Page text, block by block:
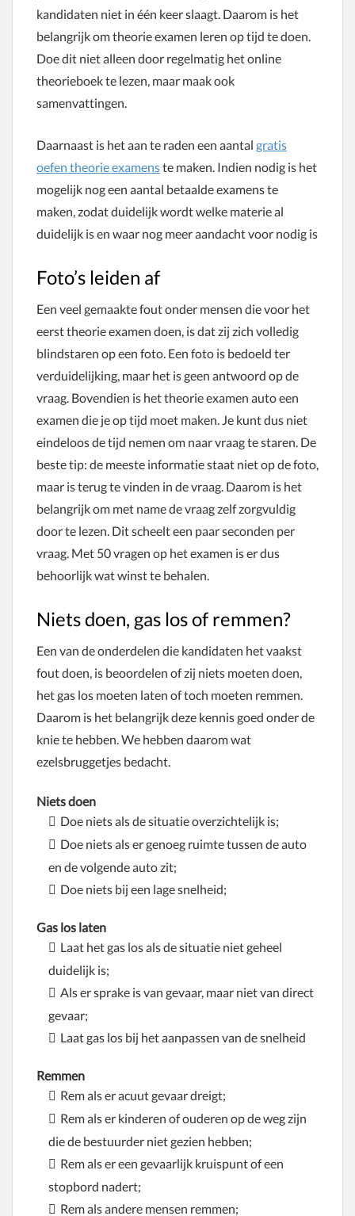
kandidaten niet in één keer slaagt. Daarom is het
belangrijk om theorie examen leren op tijd te doen.
Doe dit niet alleen door regelmatig het online
theorieboek te lezen, maar maak ook
samenvattingen.
Daarnaast is het aan te raden een aantal gratis
oefen theorie examenste maken. Indien nodig is het
mogelijk nog een aantal betaalde examens te
maken, zodat duidelijk wordt welke materie al
duidelijk is en waar nog meer aandacht voor nodig is
Foto’s leiden af
Een veel gemaakte fout onder mensen die voor het
eerst theorie examen doen, is dat zij zich volledig
blindstaren op een foto. Een foto is bedoeld ter
verduidelijking, maar het is geen antwoord op de
vraag. Bovendien is het theorie examen auto een
examen die je op tijd moet maken. Je kunt dus niet
eindeloos de tijd nemen om naar vraag te staren. De
beste tip: de meeste informatie staat niet op de foto,
maar is terug te vinden in de vraag. Daarom is het
belangrijk om met name de vraag zelf zorgvuldig
door te lezen. Dit scheelt een paar seconden per
vraag. Met 50 vragen op het examen is er dus
behoorlijk wat winst te behalen.
Niets doen, gas los of remmen?
Een van de onderdelen die kandidaten het vaakst
fout doen, is beoordelen of zij niets moeten doen,
het gas los moeten laten of toch moeten remmen.
Daarom is het belangrijk deze kennis goed onder de
knie te hebben. We hebben daarom wat
ezelsbruggetjes bedacht.
Niets doen
Doe niets als de situatie overzichtelijk is;
Doe niets als er genoeg ruimte tussen de auto
en de volgende auto zit;
Doe niets bij een lage snelheid;
Gas los laten
Laat het gas los als de situatie niet geheel
duidelijk is;
Als er sprake is van gevaar, maar niet van direct
gevaar;
Laat gas los bij het aanpassen van de snelheid
Remmen
Rem als er acuut gevaar dreigt;
Rem als er kinderen of ouderen op de weg zijn
die de bestuurder niet gezien hebben;
Rem als er een gevaarlijk kruispunt of een
stopbord nadert;
Rem als andere mensen remmen;